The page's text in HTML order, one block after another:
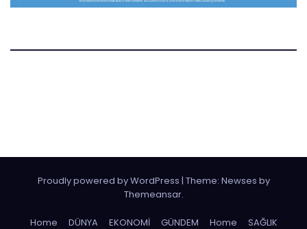
Proudly powered by WordPress | Theme: Newses by
Themeansar.
Home DÜNYA EKONOMİ GÜNDEM Home SAĞLIK